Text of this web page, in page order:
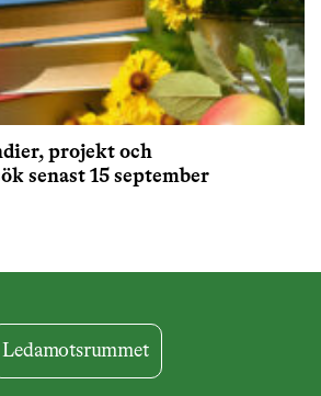
projekt och
senast 15 september
Ledamotsrummet